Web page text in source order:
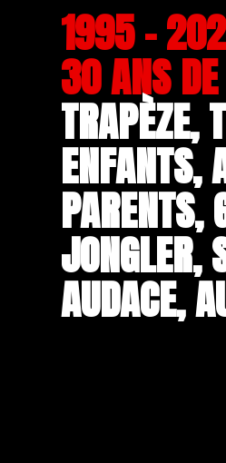
1995 -
30 ANS
TRAPÈZE,
ENFANTS,
PARENTS,
JONGLER,
AUDACE,